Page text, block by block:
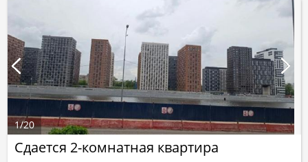
Сдается 2-комнатная квартира
1/20